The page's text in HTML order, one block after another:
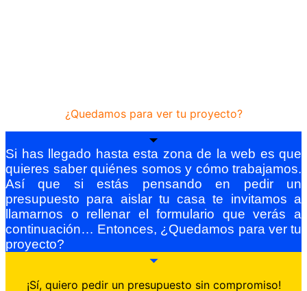
¿Quedamos para ver tu proyecto?
Si has llegado hasta esta zona de la web es que
quieres saber quiénes somos y cómo trabajamos.
Así que si estás pensando en pedir un
presupuesto para aislar tu casa te invitamos a
llamarnos o rellenar el formulario que verás a
continuación… Entonces, ¿Quedamos para ver tu
proyecto?
¡Sí, quiero pedir un presupuesto sin compromiso!